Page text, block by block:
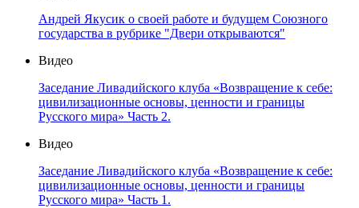
Андрей Якусик о своей работе и будущем Союзного
государства в рубрике "Двери открываются"
Видео
Заседание Ливадийского клуба «Возвращение к себе:
цивилизационные основы, ценности и границы
Русского мира» Часть 2.
Видео
Заседание Ливадийского клуба «Возвращение к себе:
цивилизационные основы, ценности и границы
Русского мира» Часть 1.